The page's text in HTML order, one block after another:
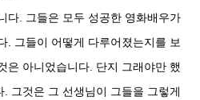
다. 그들은 모두 성공한 영화배우가
. 그들이 어떻게 다루어졌는지를 보
은 아니었습니다. 단지 그래야만 했
그것은 그 선생님이 그들을 그렇게